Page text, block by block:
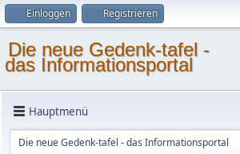
Einloggen Registrieren
Die neue Gedenk-tafel -
das Informationsportal
Hauptmenü
Die neue Gedenk-tafel - das Informationsportal